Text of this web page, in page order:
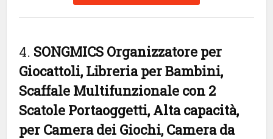
4. SONGMICS Organizzatore per
Giocattoli, Libreria per Bambini,
Scaffale Multifunzionale con 2
Scatole Portaoggetti, Alta capacità,
per Camera dei Giochi, Camera da